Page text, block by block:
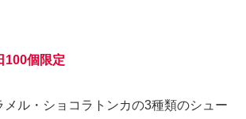
個限定
メル・ショコラトンカの3種類のシュー